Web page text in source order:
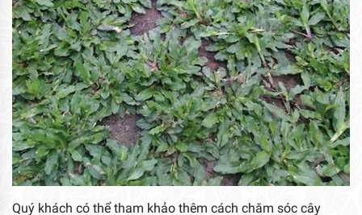
Quý khách có thể tham khảo thêm cách chăm sóc cây